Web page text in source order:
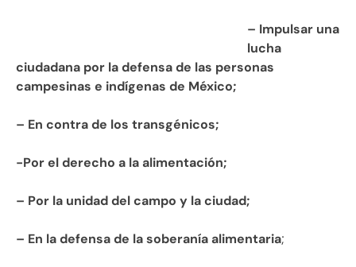
– Impulsar una
lucha
ciudadana por la defensa de las personas
campesinas e indígenas de México;
– En contra de los transgénicos;
-Por el derecho a la alimentación;
– Por la unidad del campo y la ciudad;
– En la defensa de la soberanía alimentaria;